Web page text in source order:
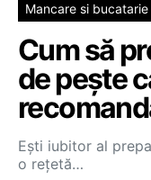
Mancare si bucatarie
Cum să
de pește
Ești iubitor al
o rețetă…